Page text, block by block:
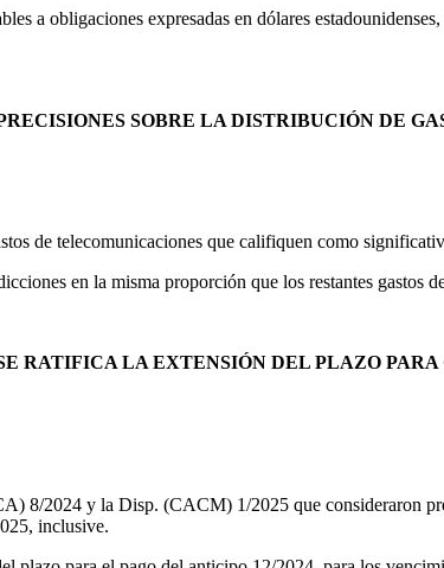
a obligaciones expresadas en dólares
SOBRE LA DISTRIBUCIÓN DE
de telecomunicaciones que califiquen como
en la misma proporción que los restantes gastos
RATIFICA LA EXTENSIÓN DEL PLAZO
2024 y la Disp. (CACM) 1/2025 que consideraron
inclusive.